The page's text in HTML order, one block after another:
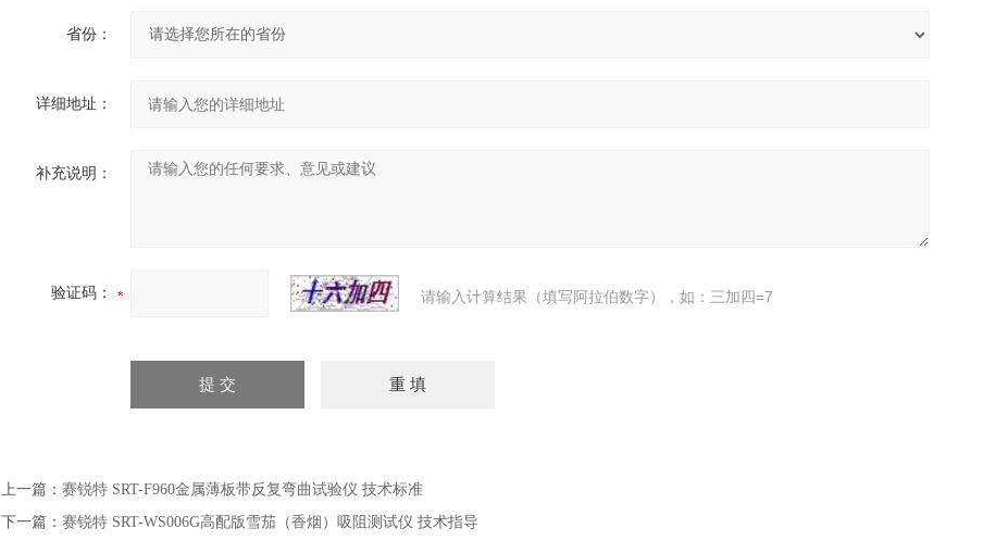
省份：
详细地址：
补充说明：
验证码： 请输入计算结果（填写阿拉伯数字），如：三加四=7
上一篇： 赛锐特 SRT-F960金属薄板带反复弯曲试验仪 技术标准
下一篇： 赛锐特 SRT-WS006G高配版雪茄（香烟）吸阻测试仪 技术指导